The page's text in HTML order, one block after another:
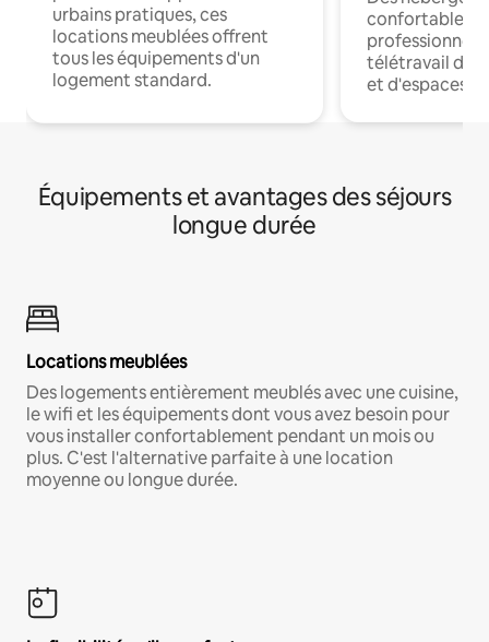
urbains pratiques, ces
locations meublées offrent
tous les équipements d'un
logement standard.
confortables
professionnels
télétravail
et d'espaces
Équipements et avantages des séjours
longue durée
Locations meublées
Des logements entièrement meublés avec une cuisine,
le wifi et les équipements dont vous avez besoin pour
vous installer confortablement pendant un mois ou
plus. C'est l'alternative parfaite à une location
moyenne ou longue durée.